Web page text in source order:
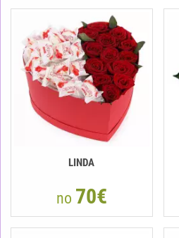
LINDA
no 70€